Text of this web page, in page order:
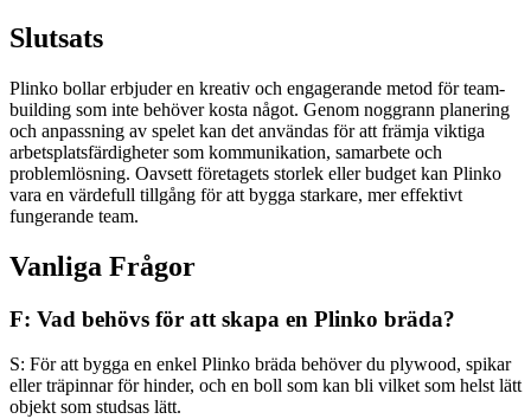
Slutsats
Plinko bollar erbjuder en kreativ och engagerande metod för team-
building som inte behöver kosta något. Genom noggrann planering
och anpassning av spelet kan det användas för att främja viktiga
arbetsplatsfärdigheter som kommunikation, samarbete och
problemlösning. Oavsett företagets storlek eller budget kan Plinko
vara en värdefull tillgång för att bygga starkare, mer effektivt
fungerande team.
Vanliga Frågor
F: Vad behövs för att skapa en Plinko bräda?
S: För att bygga en enkel Plinko bräda behöver du plywood, spikar
eller träpinnar för hinder, och en boll som kan bli vilket som helst lätt
objekt som studsas lätt.